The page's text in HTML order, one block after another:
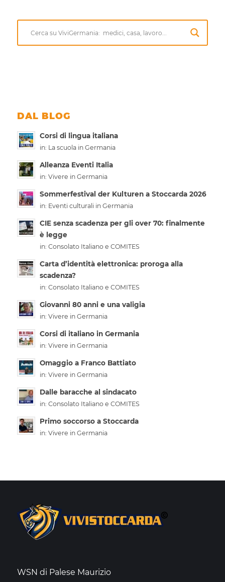
DAL BLOG
Corsi di lingua italiana
in: La scuola in Germania
Alleanza Eventi Italia
in: Vivere in Germania
Sommerfestival der Kulturen a Stoccarda 2026
in: Eventi culturali in Germania
CIE senza scadenza per gli over 70: finalmente
è legge
in: Consolato Italiano e COMITES
Carta d’identità elettronica: proroga alla
scadenza?
in: Consolato Italiano e COMITES
Giovanni 80 anni e una valigia
in: Vivere in Germania
Corsi di italiano in Germania
in: Vivere in Germania
Omaggio a Franco Battiato
in: Vivere in Germania
Dalle baracche al sindacato
in: Consolato Italiano e COMITES
Primo soccorso a Stoccarda
in: Vivere in Germania
WSN di Palese Maurizio